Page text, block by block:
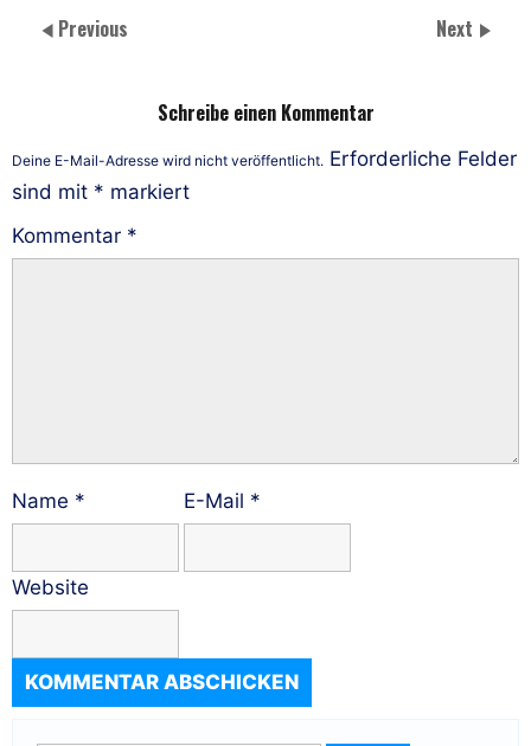
Previous Next
Schreibe einen Kommentar
Deine E-Mail-Adresse wird nicht veröffentlicht. Erforderliche Felder
sind mit * markiert
Kommentar *
Name * E-Mail *
Website